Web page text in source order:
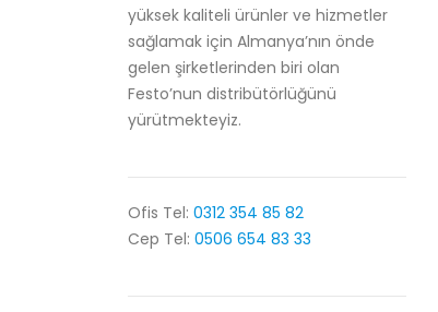
yüksek kaliteli ürünler ve hizmetler
sağlamak için Almanya’nın önde
gelen şirketlerinden biri olan
Festo’nun distribütörlüğünü
yürütmekteyiz.
Ofis Tel: 0312 354 85 82
Cep Tel: 0506 654 83 33